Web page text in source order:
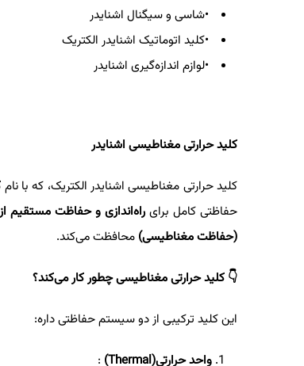
•شاسی و سیگنال اشنایدر
•کلید اتوماتیک اشنایدر الکتریک
•لوازم اندازه‌گیری اشنایدر
کلید حرارتی مغناطیسی اشنایدر
کلید حرارتی مغناطیسی اشنایدر الکتریک، که با نام
حفاظتی کامل برای راه‌اندازی و حفاظت مستقیم از
(حفاظت مغناطیسی) محافظت می‌کند.
👇 کلید حرارتی مغناطیسی چطور کار می‌کند؟
این کلید ترکیبی از دو سیستم حفاظتی داره:
واحد حرارتی(Thermal)
: